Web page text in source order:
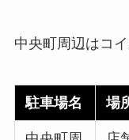
中央町周辺はコ
駐車場名 場